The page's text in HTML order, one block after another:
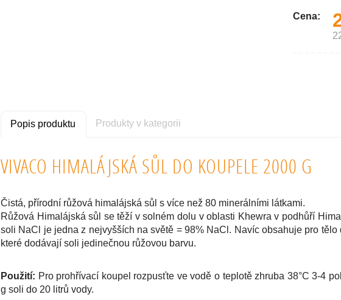
Cena:
Popis produktu Produkty v kategorii
VIVACO HIMALÁJSKÁ SŮL DO KOUPELE 2000 G
Čistá, přírodní růžová himalájská sůl s více než 80 minerálními látkami.
Růžová Himalájská sůl se těží v solném dolu v oblasti Khewra v podhůří
soli NaCl je jedna z nejvyšších na světě = 98% NaCl. Navíc obsahuje pro
které dodávají soli jedinečnou růžovou barvu.
Použití: Pro prohřívací koupel rozpusťte ve vodě o teplotě zhruba 38°C 3-4
g soli do 20 litrů vody.